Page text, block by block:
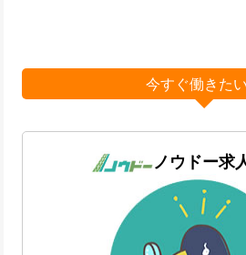
今すぐ働きたい
ノウドー求